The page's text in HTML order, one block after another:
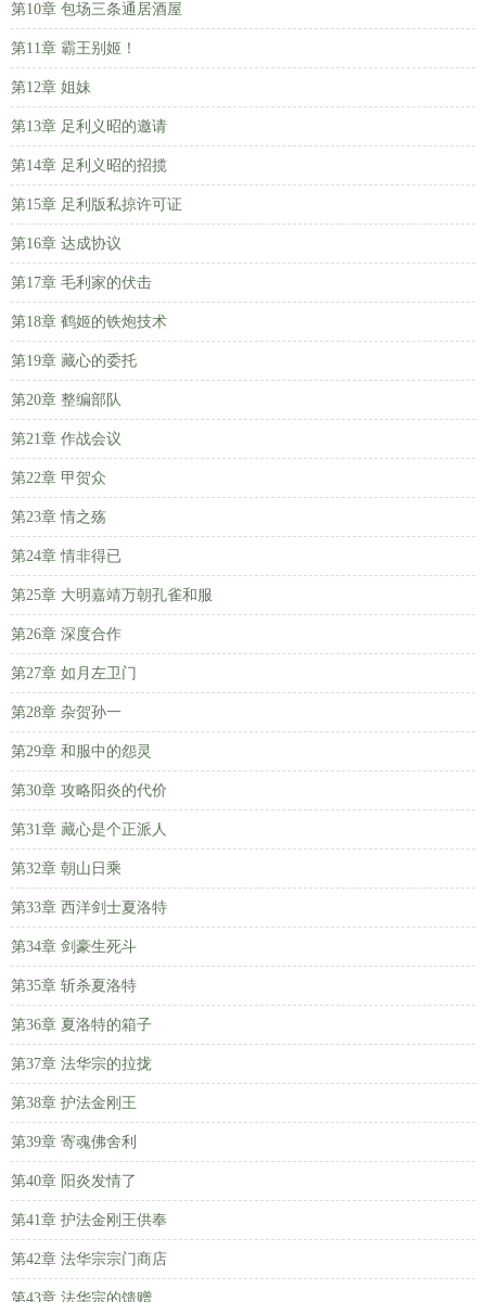
第10章 包场三条通居酒屋
第11章 霸王别姬！
第12章 姐妹
第13章 足利义昭的邀请
第14章 足利义昭的招揽
第15章 足利版私掠许可证
第16章 达成协议
第17章 毛利家的伏击
第18章 鹤姬的铁炮技术
第19章 藏心的委托
第20章 整编部队
第21章 作战会议
第22章 甲贺众
第23章 情之殇
第24章 情非得已
第25章 大明嘉靖万朝孔雀和服
第26章 深度合作
第27章 如月左卫门
第28章 杂贺孙一
第29章 和服中的怨灵
第30章 攻略阳炎的代价
第31章 藏心是个正派人
第32章 朝山日乘
第33章 西洋剑士夏洛特
第34章 剑豪生死斗
第35章 斩杀夏洛特
第36章 夏洛特的箱子
第37章 法华宗的拉拢
第38章 护法金刚王
第39章 寄魂佛舍利
第40章 阳炎发情了
第41章 护法金刚王供奉
第42章 法华宗宗门商店
第43章 法华宗的馈赠